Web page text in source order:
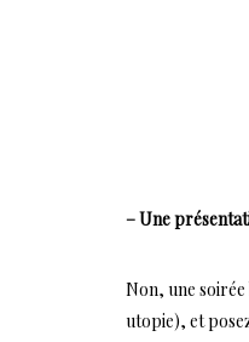
– Une
Non, une
utopie), et